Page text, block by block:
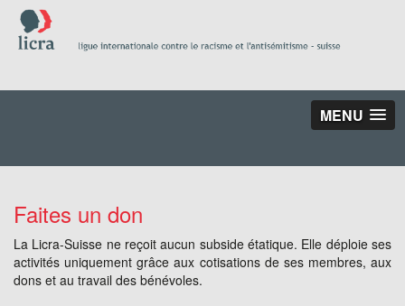
MENU
Faites un don
La Licra-Suisse ne reçoit aucun subside étatique. Elle déploie ses
activités uniquement grâce aux cotisations de ses membres, aux
dons et au travail des bénévoles.